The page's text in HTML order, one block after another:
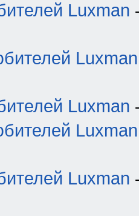
Luxman
Luxman
Luxman
Luxman
Luxman